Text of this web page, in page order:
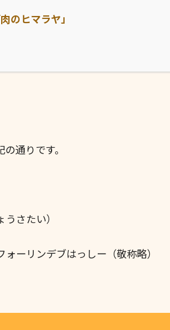
のヒマラヤ」
通りです。
さたい）
ーリンデブはっしー（敬称略）